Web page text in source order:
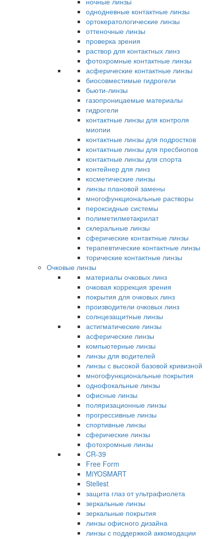
однодневные контактные линзы
ортокератологические линзы
оттеночные линзы
проверка зрения
раствор для контактных линз
фотохромные контактные линзы
асферические контактные линзы
биосовместимые гидрогели
бьюти-линзы
газопроницаемые материалы
гидрогели
контактные линзы для контроля
миопии
контактные линзы для подростков
контактные линзы для пресбиопов
контактные линзы для спорта
контейнер для линз
косметические линзы
линзы плановой замены
многофункциональные растворы
пероксидные системы
полиметилметакрилат
склеральные линзы
сферические контактные линзы
терапевтические контактные линзы
торические контактные линзы
Очковые линзы
материалы очковых линз
очковая коррекция зрения
покрытия для очковых линз
производители очковых линз
солнцезащитные линзы
астигматические линзы
асферические линзы
компьютерные линзы
линзы для водителей
линзы с высокой базовой кривизной
многофункциональные покрытия
однофокальные линзы
офисные линзы
поляризационные линзы
прогрессивные линзы
спортивные линзы
сферические линзы
фотохромные линзы
CR-39
Free Form
MiYOSMART
Stellest
защита глаз от ультрафиолета
зеркальные линзы
зеркальные покрытия
линзы офисного дизайна
линзы с поддержкой аккомодации